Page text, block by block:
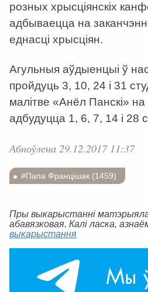
розных хрысціянскіх
адбываецца на
еднасці хрысціян.
Агульныя аўдыенцыі ў
пройдуць 3, 10, 24 і 31
малітве «Анёл Панскі»
адбудуцца 1, 6, 7, 14 і 28
Абноўлена 29.12.2017 11:37
#Папа Францішак (1459)
Пры выкарыстанні
абавязковая. Калі ласка,
выкарыстання